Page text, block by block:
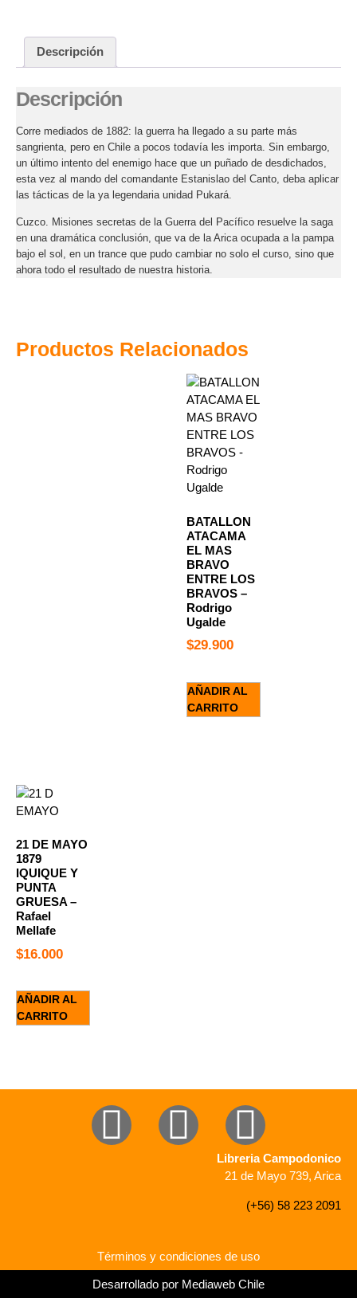
Productos Relacionados
BATALLON
ATACAMA
EL MAS
BRAVO
ENTRE LOS
BRAVOS –
Rodrigo
Ugalde
$29.900
AÑADIR AL
CARRITO
21 DE MAYO
1879
IQUIQUE Y
PUNTA
GRUESA –
Rafael
Mellafe
$16.000
AÑADIR AL
CARRITO
Descripción
Descripción
Corre mediados de 1882: la guerra ha llegado a su parte más
sangrienta, pero en Chile a pocos todavía les importa. Sin embargo,
un último intento del enemigo hace que un puñado de desdichados,
esta vez al mando del comandante Estanislao del Canto, deba aplicar
las tácticas de la ya legendaria unidad Pukará.
Cuzco. Misiones secretas de la Guerra del Pacífico resuelve la saga
en una dramática conclusión, que va de la Arica ocupada a la pampa
bajo el sol, en un trance que pudo cambiar no solo el curso, sino que
ahora todo el resultado de nuestra historia.
Libreria Campodonico
21 de Mayo 739, Arica
(+56) 58 223 2091
Términos y condiciones de uso
Desarrollado por Mediaweb Chile